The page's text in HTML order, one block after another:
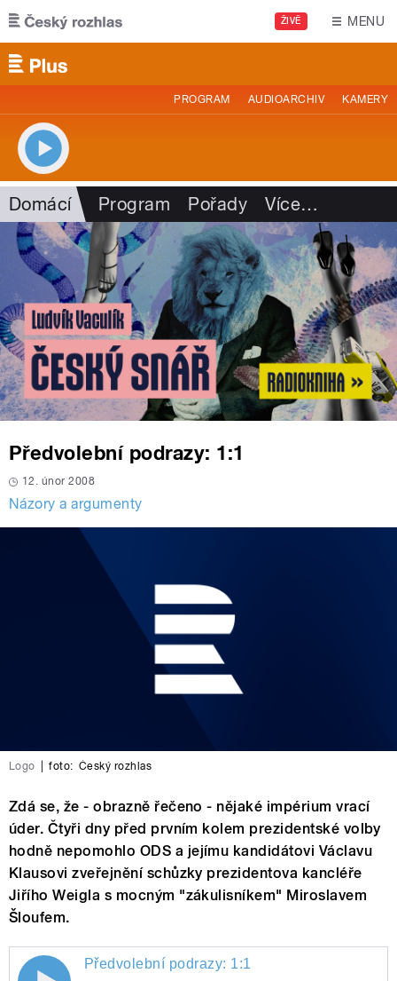
Přejít k hlavnímu obsahu
ŽIVĚ MENU
PROGRAM AUDIOARCHIV KAMERY
Domácí Program Pořady Více…
Předvolební podrazy: 1:1
12. únor 2008
Názory a argumenty
Logo foto: Český rozhlas
Zdá se, že - obrazně řečeno - nějaké impérium vrací
úder. Čtyři dny před prvním kolem prezidentské volby
hodně nepomohlo ODS a jejímu kandidátovi Václavu
Klausovi zveřejnění schůzky prezidentova kancléře
Jiřího Weigla s mocným "zákulisníkem" Miroslavem
Šloufem.
Předvolební podrazy: 1:1